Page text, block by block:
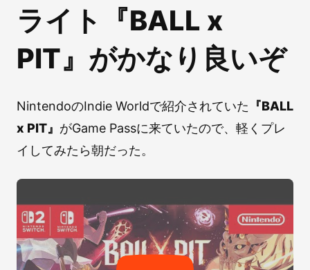
ライト『BALL x
PIT』がかなり良いぞ
NintendoのIndie Worldで紹介されていた 『BALL
x PIT』 がGame Passに来ていたので、軽くプレ
イしてみたら朝だった。